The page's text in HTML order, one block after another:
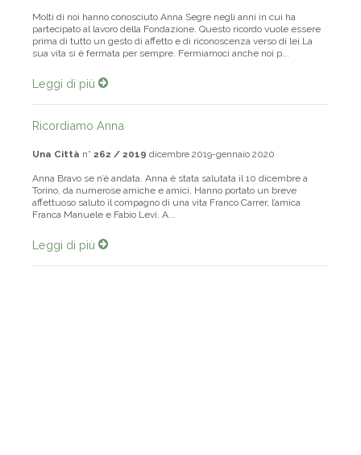
Molti di noi hanno conosciuto Anna Segre negli anni in cui ha
partecipato al lavoro della Fondazione. Questo ricordo vuole essere
prima di tutto un gesto di affetto e di riconoscenza verso di lei.La
sua vita si è fermata per sempre. Fermiamoci anche noi p...
Leggi di più
Ricordiamo Anna
Una Città n° 262 / 2019 dicembre 2019-gennaio 2020
Anna Bravo se n’è andata. Anna è stata salutata il 10 dicembre a
Torino, da numerose amiche e amici. Hanno portato un breve
affettuoso saluto il compagno di una vita Franco Carrer, l’amica
Franca Manuele e Fabio Levi. A...
Leggi di più